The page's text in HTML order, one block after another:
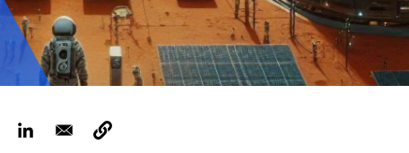
Servizi e accessibilità
Contatti
Biglietti